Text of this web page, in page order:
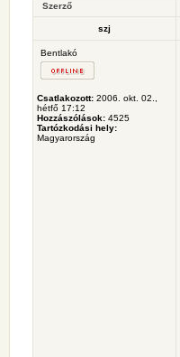
Szerző
szj
Bentlakó
Csatlakozott: 2006. okt. 02.,
hétfő 17:12
Hozzászólások: 4525
Tartózkodási hely:
Magyarország